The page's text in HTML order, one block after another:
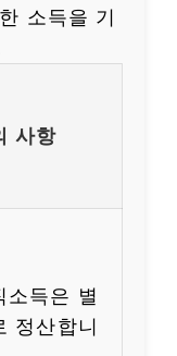
소득을 기
사항
소득은 별
정산합니